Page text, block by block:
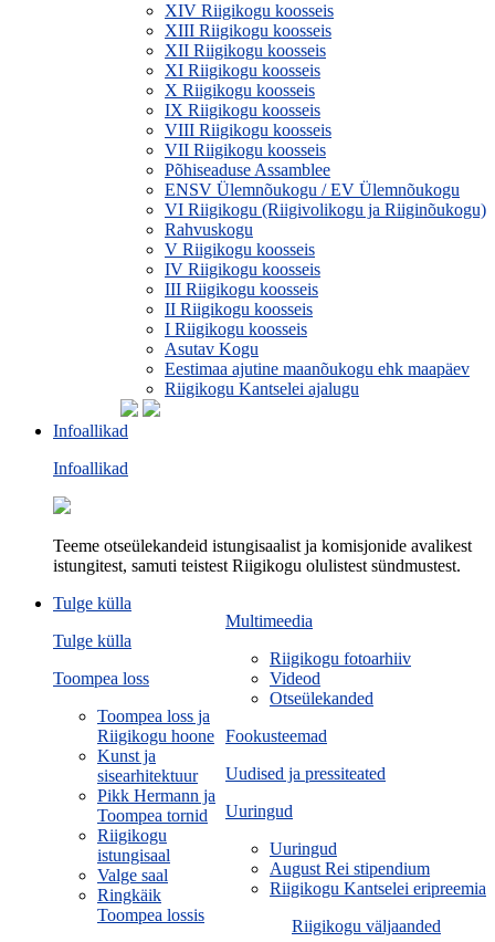
XIV Riigikogu koosseis
XIII Riigikogu koosseis
XII Riigikogu koosseis
XI Riigikogu koosseis
X Riigikogu koosseis
IX Riigikogu koosseis
VIII Riigikogu koosseis
VII Riigikogu koosseis
Põhiseaduse Assamblee
ENSV Ülemnõukogu / EV Ülemnõukogu
VI Riigikogu (Riigivolikogu ja Riiginõukogu)
Rahvuskogu
V Riigikogu koosseis
IV Riigikogu koosseis
III Riigikogu koosseis
II Riigikogu koosseis
I Riigikogu koosseis
Asutav Kogu
Eestimaa ajutine maanõukogu ehk maapäev
Riigikogu Kantselei ajalugu
Infoallikad
Infoallikad
Teeme otseülekandeid istungisaalist ja komisjonide avalikest
istungitest, samuti teistest Riigikogu olulistest sündmustest.
Multimeedia
Riigikogu fotoarhiiv
Videod
Otseülekanded
Fookusteemad
Uudised ja pressiteated
Uuringud
Uuringud
August Rei stipendium
Riigikogu Kantselei eripreemia
Riigikogu väljaanded
Tulge külla
Tulge külla
Toompea loss
Toompea loss ja
Riigikogu hoone
Kunst ja
sisearhitektuur
Pikk Hermann ja
Toompea tornid
Riigikogu
istungisaal
Valge saal
Ringkäik
Toompea lossis